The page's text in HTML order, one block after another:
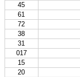
45
61
72
38
31
017
15
20